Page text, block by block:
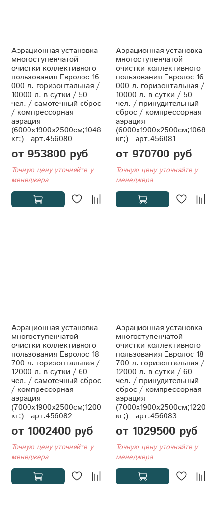
Аэрационная установка
многоступенчатой
очистки коллективного
пользования Евролос 16
000 л. горизонтальная /
10000 л. в сутки / 50
чел. / самотечный сброс
/ компрессорная
аэрация
(6000x1900x2500см;1048
кг;) - арт.456080
от 953800 руб
Точную цену уточняйте у
менеджера
Аэрационная установка
многоступенчатой
очистки коллективного
пользования Евролос 16
000 л. горизонтальная /
10000 л. в сутки / 50
чел. / принудительный
сброс / компрессорная
аэрация
(6000x1900x2500см;1068
кг;) - арт.456081
от 970700 руб
Точную цену уточняйте у
менеджера
Аэрационная установка
многоступенчатой
очистки коллективного
пользования Евролос 18
700 л. горизонтальная /
12000 л. в сутки / 60
чел. / самотечный сброс
/ компрессорная
аэрация
(7000x1900x2500см;1200
кг;) - арт.456082
от 1002400 руб
Точную цену уточняйте у
менеджера
Аэрационная установка
многоступенчатой
очистки коллективного
пользования Евролос 18
700 л. горизонтальная /
12000 л. в сутки / 60
чел. / принудительный
сброс / компрессорная
аэрация
(7000x1900x2500см;1220
кг;) - арт.456083
от 1029500 руб
Точную цену уточняйте у
менеджера